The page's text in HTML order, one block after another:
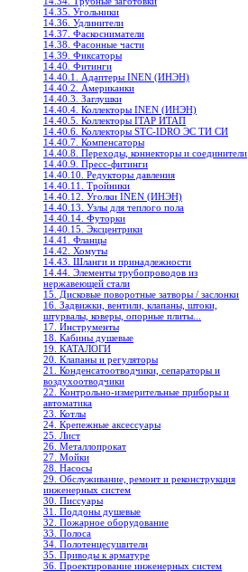
14.35. Угольники
14.36. Удлинители
14.37. Фаскосниматели
14.38. Фасонные части
14.39. Фиксаторы
14.40. Фитинги
14.40.1. Адаптеры INEN (ИНЭН)
14.40.2. Американки
14.40.3. Заглушки
14.40.4. Коллекторы INEN (ИНЭН)
14.40.5. Коллекторы ITAP ИТАП
14.40.6. Коллекторы STC-IDRO ЭС ТИ СИ
14.40.7. Компенсаторы
14.40.8. Переходы, коннекторы и соединители
14.40.9. Пресс-фитинги
14.40.10. Редукторы давления
14.40.11. Тройники
14.40.12. Уголки INEN (ИНЭН)
14.40.13. Узлы для теплого пола
14.40.14. Футорки
14.40.15. Эксцентрики
14.41. Фланцы
14.42. Хомуты
14.43. Шланги и принадлежности
14.44. Элементы трубопроводов из
нержавеющей стали
15. Дисковые поворотные затворы / заслонки
16. Задвижки, вентили, клапаны, штоки,
штурвалы, коверы, опорные плиты...
17. Инструменты
18. Кабины душевые
19. КАТАЛОГИ
20. Клапаны и регуляторы
21. Конденсатоотводчики, сепараторы и
воздухоотводчики
22. Контрольно-измерительные приборы и
автоматика
23. Котлы
24. Крепежные аксессуары
25. Лист
26. Металлопрокат
27. Мойки
28. Насосы
29. Обслуживание, ремонт и реконструкция
инженерных систем
30. Писсуары
31. Поддоны душевые
32. Пожарное оборудование
33. Полоса
34. Полотенцесушители
35. Приводы к арматуре
36. Проектирование инженерных систем